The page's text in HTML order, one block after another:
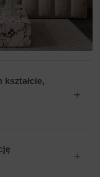
kształcie,